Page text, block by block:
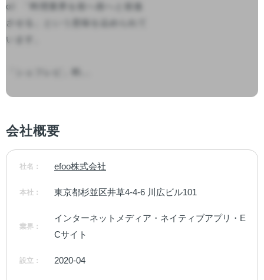
o》「料理業界を前へ前へと前進
させる」という意味を込められて
います。
会社概要
社名： efoo株式会社
本社： 東京都杉並区井草4-4-6 川広ビル101
業界：
インターネットメディア・ネイティブアプリ・E
Cサイト
設立： 2020-04